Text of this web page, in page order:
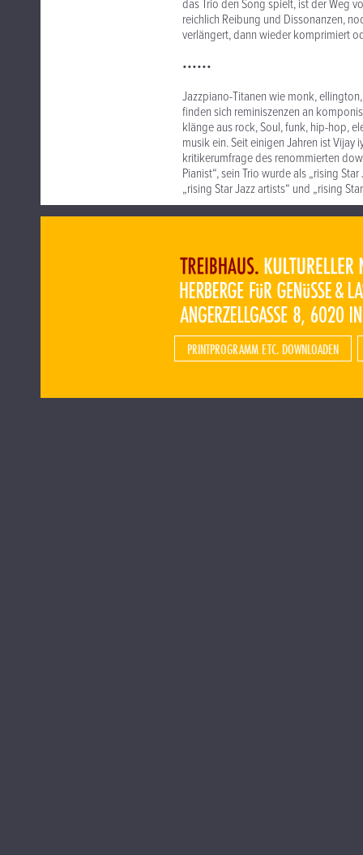
das Trio den Song spielt, ist der Weg
reichlich Reibung und Dissonanzen,
verlängert, dann wieder komprimiert
••••••
Jazzpiano-Titanen wie monk,
finden sich reminiszenzen an
klänge aus rock, Soul, funk, hip-hop,
musik ein. Seit einigen Jahren ist
kritikerumfrage des renommierten
Pianist“, sein Trio wurde als „rising
„rising Star Jazz artists“ und „rising
PRINTPROGRAMM ETC. DOWNLOADEN